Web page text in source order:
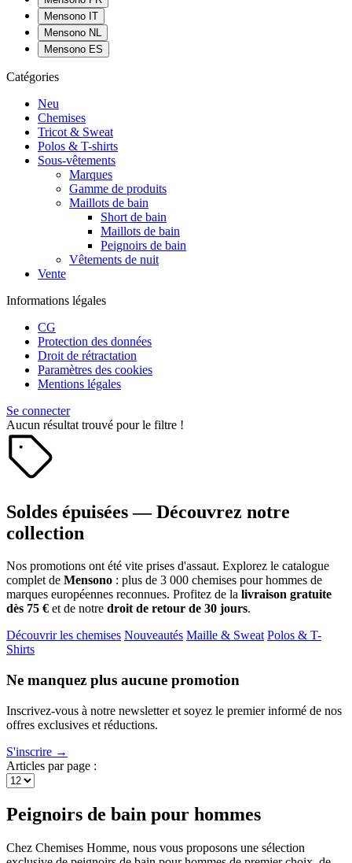
Mensono IT
Mensono NL
Mensono ES
Catégories
Neu
Chemises
Tricot & Sweat
Polos & T-shirts
Sous-vêtements
Marques
Gamme de produits
Maillots de bain
Short de bain
Maillots de bain
Peignoirs de bain
Vêtements de nuit
Vente
Informations légales
CG
Protection des données
Droit de rétractation
Paramètres des cookies
Mentions légales
Se connecter
Aucun résultat trouvé pour le filtre !
Soldes épuisées — Découvrez notre
collection
Nos promotions ont été vite prises d'assaut. Explorez le catalogue
complet de Mensono : plus de 3 000 chemises pour hommes de
marques européennes reconnues. Profitez de la livraison gratuite
dès 75 € et de notre droit de retour de 30 jours.
Découvrir les chemises Nouveautés Maille & Sweat Polos & T-
Shirts
Ne manquez plus aucune promotion
Inscrivez-vous à notre newsletter et soyez le premier informé de nos
offres exclusives et réductions.
S'inscrire →
Articles par page :
Peignoirs de bain pour hommes
Chez Chemises Homme, nous vous proposons une sélection